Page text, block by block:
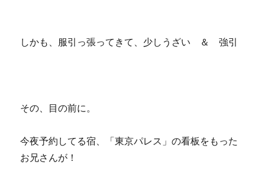
しかも、服引っ張ってきて、少しうざい ＆ 強引
その、目の前に。
今夜予約してる宿、「東京パレス」の看板をもった
お兄さんが！